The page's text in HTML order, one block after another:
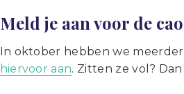
Meld je aan voor de
In oktober hebben we
hiervoor aan. Zitten ze vol?